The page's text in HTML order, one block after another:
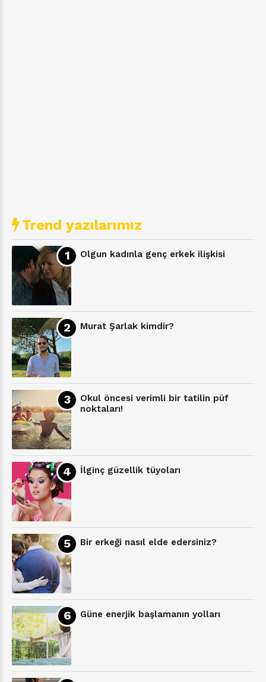
Trend yazılarımız
Olgun kadınla genç erkek ilişkisi
Murat Şarlak kimdir?
Okul öncesi verimli bir tatilin püf
noktaları!
İlginç güzellik tüyoları
Bir erkeği nasıl elde edersiniz?
Güne enerjik başlamanın yolları